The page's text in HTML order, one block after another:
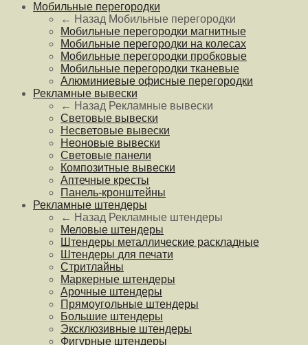
Мобильные перегородки
← Назад Мобильные перегородки
Мобильные перегородки магнитные
Мобильные перегородки на колесах
Мобильные перегородки пробковые
Мобильные перегородки тканевые
Алюминиевые офисные перегородки
Рекламные вывески
← Назад Рекламные вывески
Световые вывески
Несветовые вывески
Неоновые вывески
Световые панели
Композитные вывески
Аптечные кресты
Панель-кронштейны
Рекламные штендеры
← Назад Рекламные штендеры
Меловые штендеры
Штендеры металлические раскладные
Штендеры для печати
Стритлайны
Маркерные штендеры
Арочные штендеры
Прямоугольные штендеры
Большие штендеры
Эксклюзивные штендеры
Фигурные штендеры